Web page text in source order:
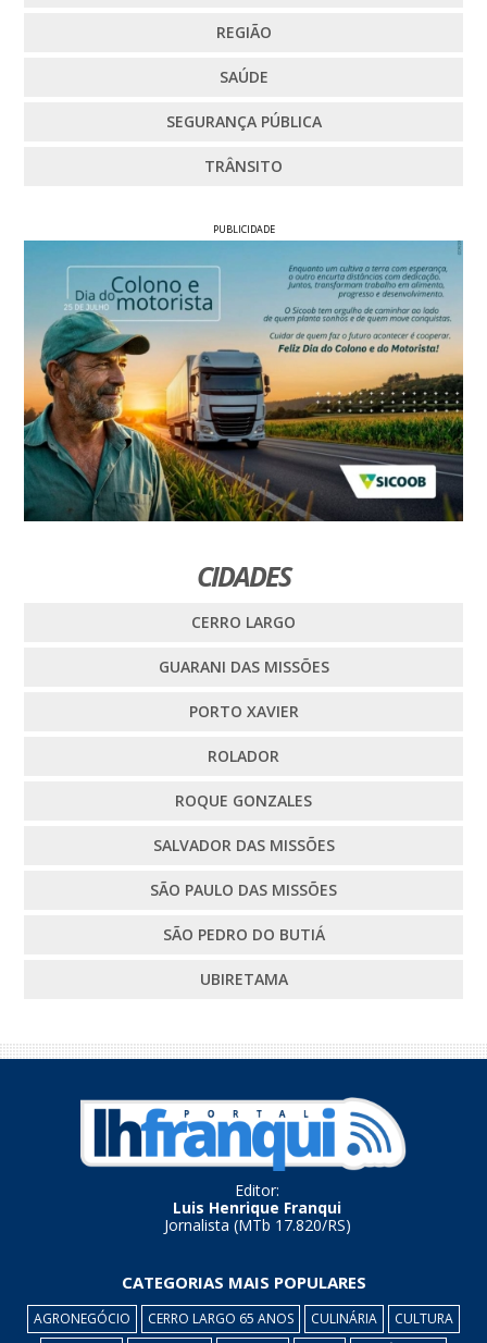
REGIÃO
SAÚDE
SEGURANÇA PÚBLICA
TRÂNSITO
PUBLICIDADE
CIDADES
CERRO LARGO
GUARANI DAS MISSÕES
PORTO XAVIER
ROLADOR
ROQUE GONZALES
SALVADOR DAS MISSÕES
SÃO PAULO DAS MISSÕES
SÃO PEDRO DO BUTIÁ
UBIRETAMA
Editor:
Luis Henrique Franqui
Jornalista (MTb 17.820/RS)
CATEGORIAS MAIS POPULARES
AGRONEGÓCIO CERRO LARGO 65 ANOS CULINÁRIA
CULTURA